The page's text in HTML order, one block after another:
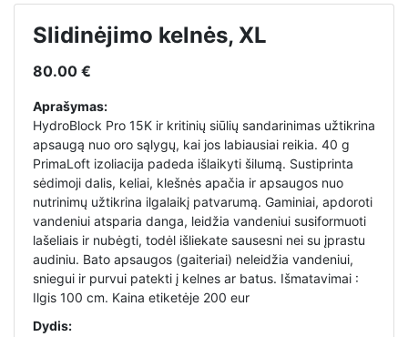
Slidinėjimo kelnės, XL
80.00 €
Aprašymas:
HydroBlock Pro 15K ir kritinių siūlių sandarinimas užtikrina
apsaugą nuo oro sąlygų, kai jos labiausiai reikia. 40 g
PrimaLoft izoliacija padeda išlaikyti šilumą. Sustiprinta
sėdimoji dalis, keliai, klešnės apačia ir apsaugos nuo
nutrinimų užtikrina ilgalaikį patvarumą. Gaminiai, apdoroti
vandeniui atsparia danga, leidžia vandeniui susiformuoti
lašeliais ir nubėgti, todėl išliekate sausesni nei su įprastu
audiniu. Bato apsaugos (gaiteriai) neleidžia vandeniui,
sniegui ir purvui patekti į kelnes ar batus. Išmatavimai :
Ilgis 100 cm. Kaina etiketėje 200 eur
Dydis: